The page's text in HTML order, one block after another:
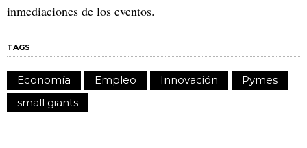
inmediaciones de los eventos.
TAGS
Economía Empleo Innovación
Pymes
small giants